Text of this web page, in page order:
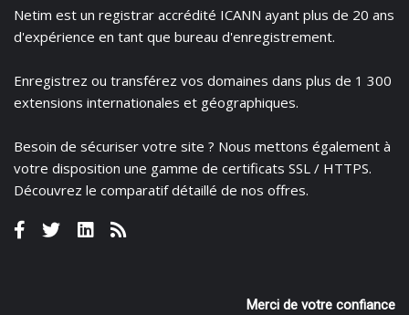
Netim est un registrar accrédité ICANN ayant plus de 20 ans
d'expérience en tant que bureau d'enregistrement.
Enregistrez ou transférez vos domaines dans plus de 1 300
extensions internationales et géographiques.
Besoin de sécuriser votre site ? Nous mettons également à
votre disposition une gamme de certificats SSL / HTTPS.
Découvrez le comparatif détaillé de nos offres.
Merci de votre confiance